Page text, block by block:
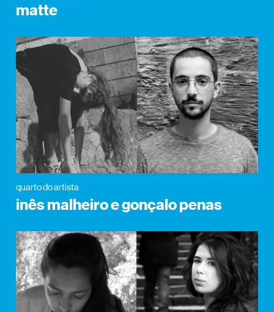
matte
quarto do artista
inês malheiro e gonçalo penas